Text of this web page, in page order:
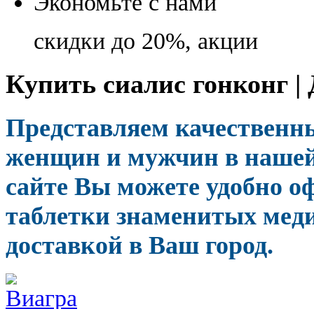
скидки до 20%, акции
Купить сиалис гонконг |
Представляем
женщин и мужчин в нашей
сайте Вы можете удобно
таблетки знаменитых
доставкой в Ваш город.